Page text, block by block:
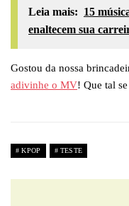
Leia mais: 15
enaltecem sua
Gostou da nossa
adivinhe o MV! Que tal
KPOP TESTE